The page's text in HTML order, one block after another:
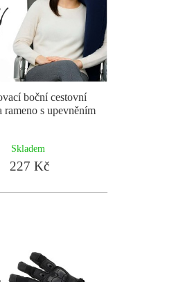
boční cestovní
rameno s upevněním
Skladem
227 Kč